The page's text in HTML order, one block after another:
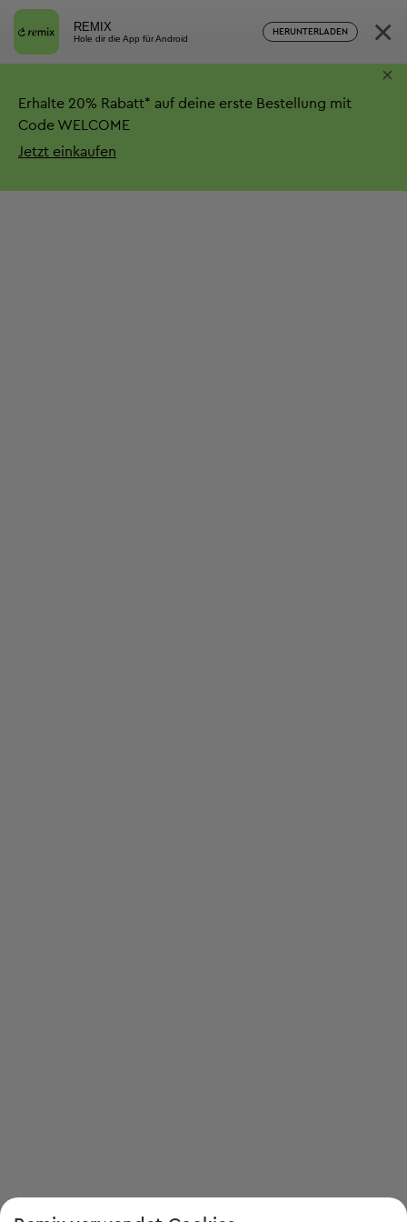
REMIX
Hole dir die App für Android
HERUNTERLADEN ×
Erhalte 20% Rabatt* auf deine erste Bestellung mit
Code WELCOME
Jetzt einkaufen
×